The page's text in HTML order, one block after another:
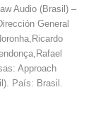
Audio (Brasil) –
General
Approach
País: Brasil.